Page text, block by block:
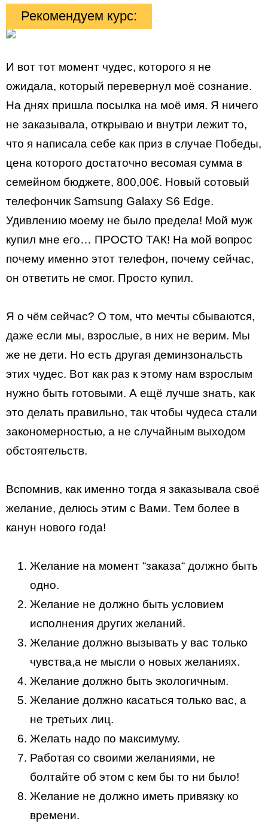
Рекомендуем курс:
И вот тот момент чудес, которого я не
ожидала, который перевернул моё сознание.
На днях пришла посылка на моё имя. Я ничего
не заказывала, открываю и внутри лежит то,
что я написала себе как приз в случае Победы,
цена которого достаточно весомая сумма в
семейном бюджете, 800,00€. Новый сотовый
телефончик Samsung Galaxy S6 Edge.
Удивлению моему не было предела! Мой муж
купил мне его… ПРОСТО ТАК! На мой вопрос
почему именно этот телефон, почему сейчас,
он ответить не смог. Просто купил.
Я о чём сейчас? О том, что мечты сбываются,
даже если мы, взрослые, в них не верим. Мы
же не дети. Но есть другая деминзональсть
этих чудес. Вот как раз к этому нам взрослым
нужно быть готовыми. А ещё лучше знать, как
это делать правильно, так чтобы чудеса стали
закономерностью, а не случайным выходом
обстоятельств.
Вспомнив, как именно тогда я заказывала своё
желание, делюсь этим с Вами. Тем более в
канун нового года!
Желание на момент “заказа“ должно быть
одно.
Желание не должно быть условием
исполнения других желаний.
Желание должно вызывать у вас только
чувства,а не мысли о новых желаниях.
Желание должно быть экологичным.
Желание должно касаться только вас, а
не третьих лиц.
Желать надо по максимуму.
Работая со своими желаниями, не
болтайте об этом с кем бы то ни было!
Желание не должно иметь привязку ко
времени.